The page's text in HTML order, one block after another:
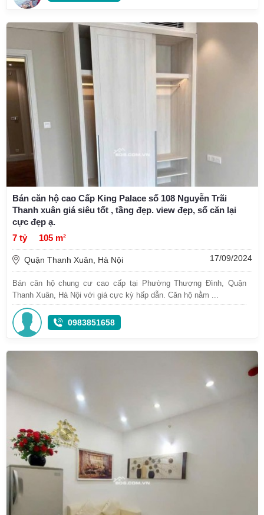
Bán căn hộ cao Cấp King Palace số 108 Nguyễn Trãi
Thanh xuân giá siêu tốt , tầng đẹp. view đẹp, số căn lại
cực đẹp ạ.
7 tỷ
105 m²
Quận Thanh Xuân, Hà Nội 17/09/2024
Bán căn hộ chung cư cao cấp tại Phường Thượng Đình, Quận
Thanh Xuân, Hà Nội với giá cực kỳ hấp dẫn. Căn hộ nằm ...
0983851658